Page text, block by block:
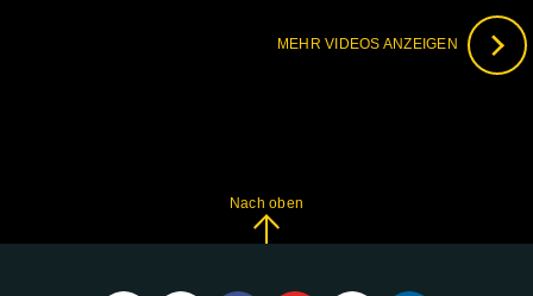
MEHR VIDEOS ANZEIGEN
Nach oben